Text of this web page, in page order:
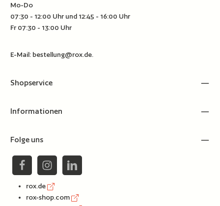
Mo-Do
07:30 - 12:00 Uhr und 12:45 - 16:00 Uhr
Fr 07:30 - 13:00 Uhr
E-Mail: bestellung@rox.de.
Shopservice
Informationen
Folge uns
rox.de
rox-shop.com